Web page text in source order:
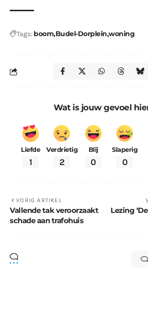
Tags: boomBudel-Dorplein woning
Wat is jouw gevoel
Liefde
1
Verdrietig
2
Blij
0
Slaperig
0
VORIG ARTIKEL
Vallende tak veroorzaakt
schade aan trafohuis
Lezing